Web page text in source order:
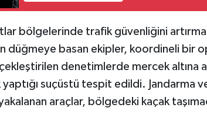
bölgelerinde trafik güvenliğini artırmak
düğmeye basan ekipler, koordineli bir
denetimlerde mercek altına
yaptığı suçüstü tespit edildi. Jandarma
araçlar, bölgedeki kaçak